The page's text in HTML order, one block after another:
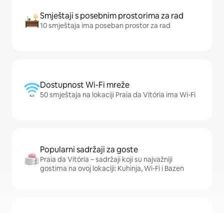
Smještaji s posebnim prostorima za rad
10 smještaja ima poseban prostor za rad
Dostupnost Wi-Fi mreže
50 smještaja na lokaciji Praia da Vitória ima Wi-Fi
Popularni sadržaji za goste
Praia da Vitória – sadržaji koji su najvažniji
gostima na ovoj lokaciji: Kuhinja, Wi-Fi i Bazen